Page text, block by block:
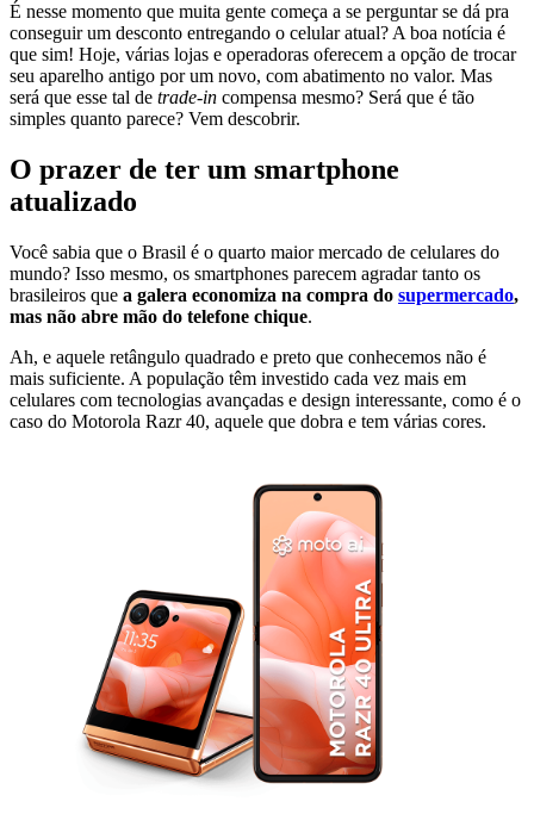
É nesse momento que muita gente começa a se perguntar se dá pra
conseguir um desconto entregando o celular atual? A boa notícia é
que sim! Hoje, várias lojas e operadoras oferecem a opção de trocar
seu aparelho antigo por um novo, com abatimento no valor. Mas
será que esse tal de trade-in compensa mesmo? Será que é tão
simples quanto parece? Vem descobrir.
O prazer de ter um smartphone
atualizado
Você sabia que o Brasil é o quarto maior mercado de celulares do
mundo? Isso mesmo, os smartphones parecem agradar tanto os
brasileiros que a galera economiza na compra do supermercado,
mas não abre mão do telefone chique.
Ah, e aquele retângulo quadrado e preto que conhecemos não é
mais suficiente. A população têm investido cada vez mais em
celulares com tecnologias avançadas e design interessante, como é o
caso do Motorola Razr 40, aquele que dobra e tem várias cores.